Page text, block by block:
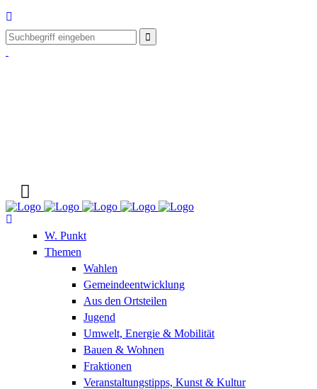
W. Punkt
Themen
Wahlen
Gemeindeentwicklung
Aus den Ortsteilen
Jugend
Umwelt, Energie & Mobilität
Bauen & Wohnen
Fraktionen
Veranstaltungstipps, Kunst & Kultur